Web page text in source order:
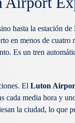
hasta la estación de
en menos de
Es un tren
El Luton
cada media hora y
la ciudad, lo